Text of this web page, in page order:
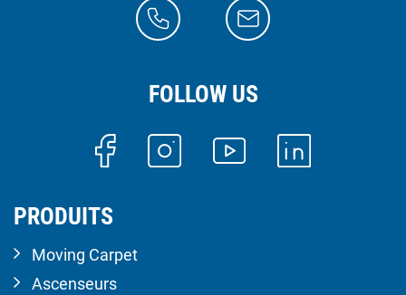
FOLLOW US
PRODUITS
Moving Carpet
Ascenseurs